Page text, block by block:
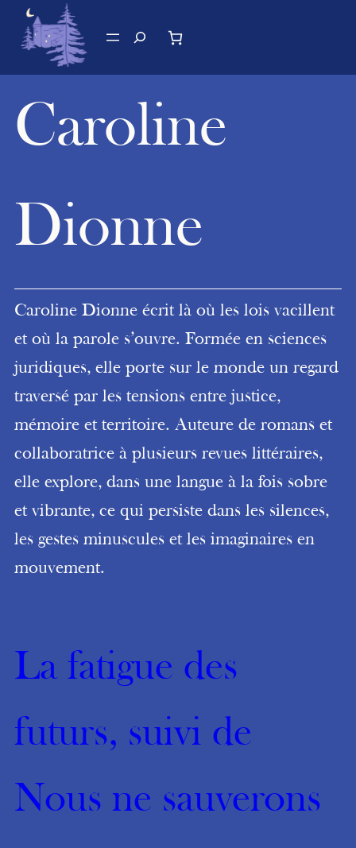
Aller
contenu
Recherche
Caroline
Dionne
Caroline Dionne écrit là où les lois vacillent
et où la parole s’ouvre. Formée en sciences
juridiques, elle porte sur le monde un regard
traversé par les tensions entre justice,
mémoire et territoire. Auteure de romans et
collaboratrice à plusieurs revues littéraires,
elle explore, dans une langue à la fois sobre
et vibrante, ce qui persiste dans les silences,
les gestes minuscules et les imaginaires en
mouvement.
La fatigue des
futurs, suivi de
Nous ne sauverons